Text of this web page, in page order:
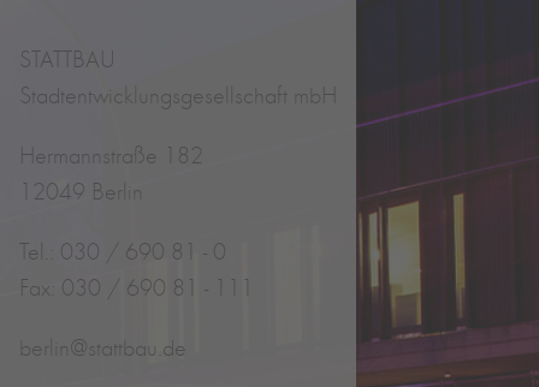
STATTBAU
Stadtentwicklungsgesellschaft mbH
Hermannstraße 182
12049 Berlin
Tel.: 030 / 690 81 - 0
Fax: 030 / 690 81 - 111
berlin@stattbau.de